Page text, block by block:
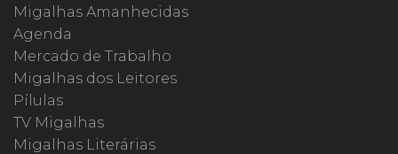
Migalhas Amanhecidas
Agenda
Mercado de Trabalho
Migalhas dos Leitores
Pílulas
TV Migalhas
Migalhas Literárias